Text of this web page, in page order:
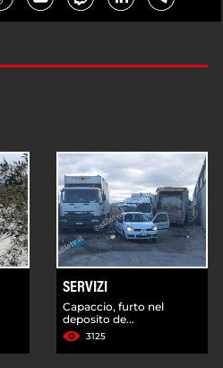
SERVIZI
Capaccio, furto nel
deposito de...
3125